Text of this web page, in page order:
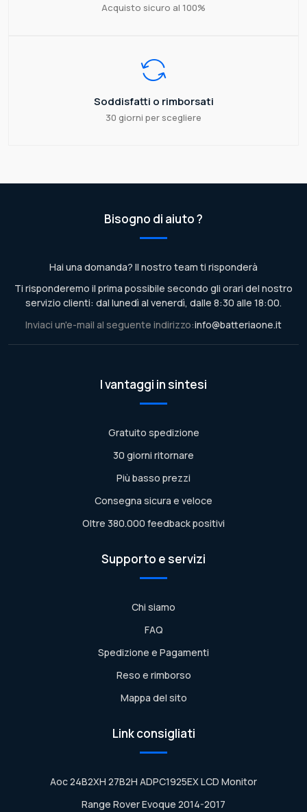
Acquisto sicuro al 100%
Soddisfatti o rimborsati
30 giorni per scegliere
Bisogno di aiuto ?
Hai una domanda? Il nostro team ti risponderà
Ti risponderemo il prima possibile secondo gli orari del nostro
servizio clienti: dal lunedì al venerdì, dalle 8:30 alle 18:00.
Inviaci un'e-mail al seguente indirizzo:info@batteriaone.it
I vantaggi in sintesi
Gratuito spedizione
30 giorni ritornare
Più basso prezzi
Consegna sicura e veloce
Oltre 380.000 feedback positivi
Supporto e servizi
Chi siamo
FAQ
Spedizione e Pagamenti
Reso e rimborso
Mappa del sito
Link consigliati
Aoc 24B2XH 27B2H ADPC1925EX LCD Monitor
Range Rover Evoque 2014-2017